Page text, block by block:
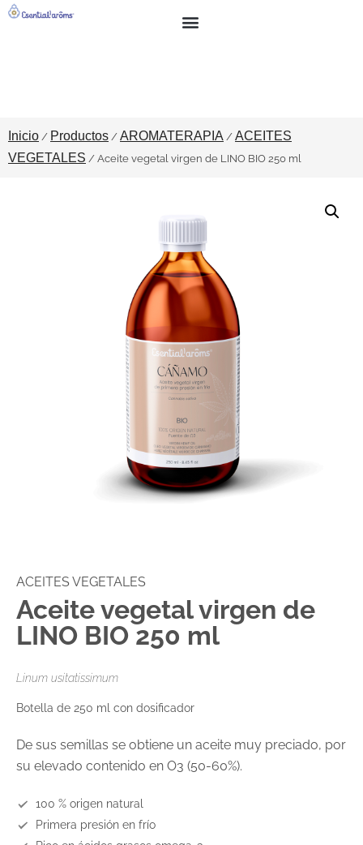
Inicio / Productos / AROMATERAPIA / ACEITES
VEGETALES / Aceite vegetal virgen de LINO BIO 250 ml
ACEITES VEGETALES
Aceite vegetal virgen de
LINO BIO 250 ml
Linum usitatissimum
Botella de 250 ml con dosificador
De sus semillas se obtiene un aceite muy preciado, por
su elevado contenido en O3 (50-60%).
100 % origen natural
Primera presión en frío